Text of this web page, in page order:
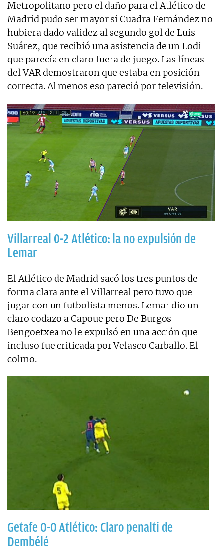
Metropolitano pero el daño para el Atlético de
Madrid pudo ser mayor si Cuadra Fernández no
hubiera dado validez al segundo gol de Luis
Suárez, que recibió una asistencia de un Lodi
que parecía en claro fuera de juego. Las líneas
del VAR demostraron que estaba en posición
correcta. Al menos eso pareció por televisión.
Villarreal 0-2 Atlético: la no expulsión de
Lemar
El Atlético de Madrid sacó los tres puntos de
forma clara ante el Villarreal pero tuvo que
jugar con un futbolista menos. Lemar dio un
claro codazo a Capoue pero De Burgos
Bengoetxea no le expulsó en una acción que
incluso fue criticada por Velasco Carballo. El
colmo.
Getafe 0-0 Atlético: Claro penalti de
Dembélé